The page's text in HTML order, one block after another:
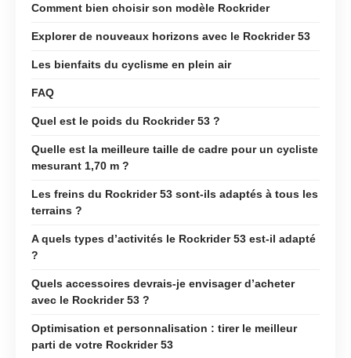
Comment bien choisir son modèle Rockrider
Explorer de nouveaux horizons avec le Rockrider 53
Les bienfaits du cyclisme en plein air
FAQ
Quel est le poids du Rockrider 53 ?
Quelle est la meilleure taille de cadre pour un cycliste
mesurant 1,70 m ?
Les freins du Rockrider 53 sont-ils adaptés à tous les
terrains ?
A quels types d’activités le Rockrider 53 est-il adapté
?
Quels accessoires devrais-je envisager d’acheter
avec le Rockrider 53 ?
Optimisation et personnalisation : tirer le meilleur
parti de votre Rockrider 53